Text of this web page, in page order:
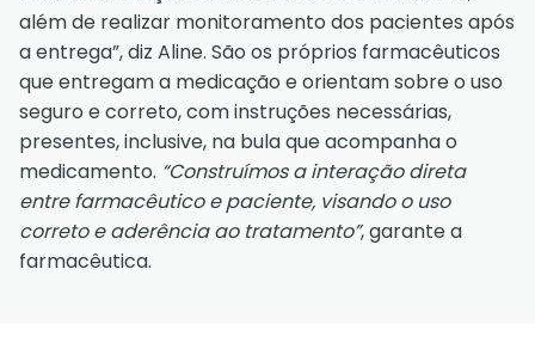
além de realizar monitoramento dos pacientes após
a entrega”, diz Aline. São os próprios farmacêuticos
que entregam a medicação e orientam sobre o uso
seguro e correto, com instruções necessárias,
presentes, inclusive, na bula que acompanha o
medicamento. “Construímos a interação direta
entre farmacêutico e paciente, visando o uso
correto e aderência ao tratamento”, garante a
farmacêutica.